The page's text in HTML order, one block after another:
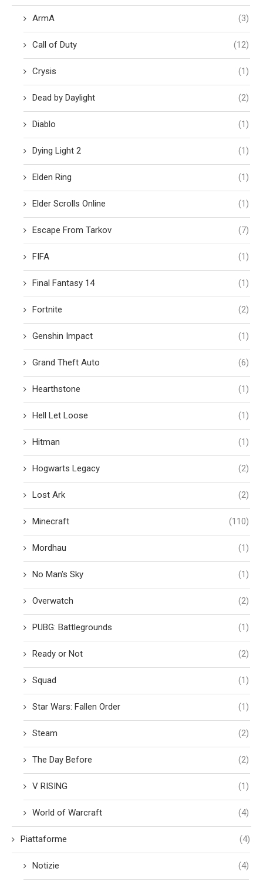
ArmA (3)
Call of Duty (12)
Crysis (1)
Dead by Daylight (2)
Diablo (1)
Dying Light 2 (1)
Elden Ring (1)
Elder Scrolls Online (1)
Escape From Tarkov (7)
FIFA (1)
Final Fantasy 14 (1)
Fortnite (2)
Genshin Impact (1)
Grand Theft Auto (6)
Hearthstone (1)
Hell Let Loose (1)
Hitman (1)
Hogwarts Legacy (2)
Lost Ark (2)
Minecraft (110)
Mordhau (1)
No Man's Sky (1)
Overwatch (2)
PUBG: Battlegrounds (1)
Ready or Not (2)
Squad (1)
Star Wars: Fallen Order (1)
Steam (2)
The Day Before (2)
V RISING (1)
World of Warcraft (4)
Piattaforme (4)
Notizie (4)